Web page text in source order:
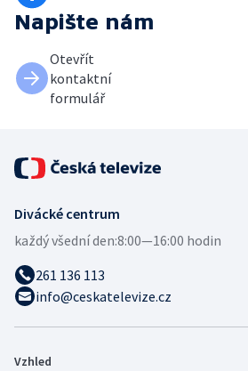
Napište nám
Otevřít
kontaktní
formulář
Divácké centrum
každý všední den:8:00—16:00 hodin
261 136 113
info@ceskatelevize.cz
Vzhled